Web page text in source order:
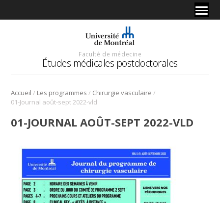
Faculté de médecine
Études médicales postdoctorales
Accueil / Les programmes / Chirurgie vasculaire /
01-Journal août-sept 2022-vld
01-JOURNAL AOÛT-SEPT 2022-VLD